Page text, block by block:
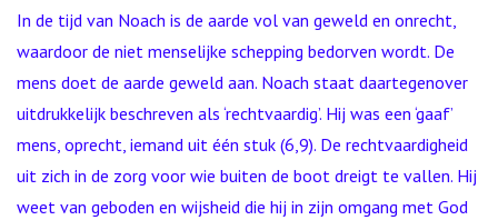
In de tijd van Noach is de aarde vol van geweld en onrecht,
waardoor de niet menselijke schepping bedorven wordt. De
mens doet de aarde geweld aan. Noach staat daartegenover
uitdrukkelijk beschreven als ‘rechtvaardig’. Hij was een ‘gaaf’
mens, oprecht, iemand uit één stuk (6,9). De rechtvaardigheid
uit zich in de zorg voor wie buiten de boot dreigt te vallen. Hij
weet van geboden en wijsheid die hij in zijn omgang met God